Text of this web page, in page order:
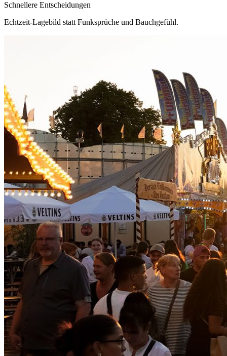
Schnellere Entscheidungen
Echtzeit-Lagebild statt Funksprüche und Bauchgefühl.